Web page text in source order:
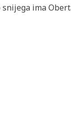
ima